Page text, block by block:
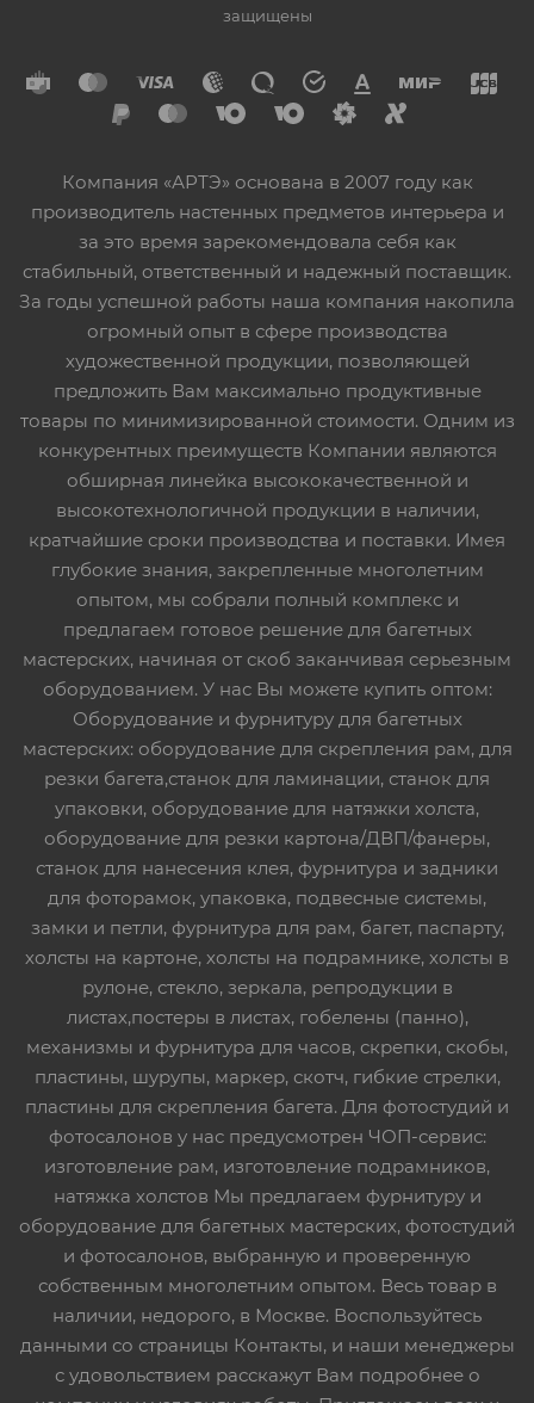
защищены
Компания «АРТЭ» основана в 2007 году как
производитель настенных предметов интерьера и
за это время зарекомендовала себя как
стабильный, ответственный и надежный поставщик.
За годы успешной работы наша компания накопила
огромный опыт в сфере производства
художественной продукции, позволяющей
предложить Вам максимально продуктивные
товары по минимизированной стоимости. Одним из
конкурентных преимуществ Компании являются
обширная линейка высококачественной и
высокотехнологичной продукции в наличии,
кратчайшие сроки производства и поставки. Имея
глубокие знания, закрепленные многолетним
опытом, мы собрали полный комплекс и
предлагаем готовое решение для багетных
мастерских, начиная от скоб заканчивая серьезным
оборудованием. У нас Вы можете купить оптом:
Оборудование и фурнитуру для багетных
мастерских: оборудование для скрепления рам, для
резки багета,станок для ламинации, станок для
упаковки, оборудование для натяжки холста,
оборудование для резки картона/ДВП/фанеры,
станок для нанесения клея, фурнитура и задники
для фоторамок, упаковка, подвесные системы,
замки и петли, фурнитура для рам, багет, паспарту,
холсты на картоне, холсты на подрамнике, холсты в
рулоне, стекло, зеркала, репродукции в
листах,постеры в листах, гобелены (панно),
механизмы и фурнитура для часов, скрепки, скобы,
пластины, шурупы, маркер, скотч, гибкие стрелки,
пластины для скрепления багета. Для фотостудий и
фотосалонов у нас предусмотрен ЧОП-сервис:
изготовление рам, изготовление подрамников,
натяжка холстов Мы предлагаем фурнитуру и
оборудование для багетных мастерских, фотостудий
и фотосалонов, выбранную и проверенную
собственным многолетним опытом. Весь товар в
наличии, недорого, в Москве. Воспользуйтесь
данными со страницы Контакты, и наши менеджеры
с удовольствием расскажут Вам подробнее о